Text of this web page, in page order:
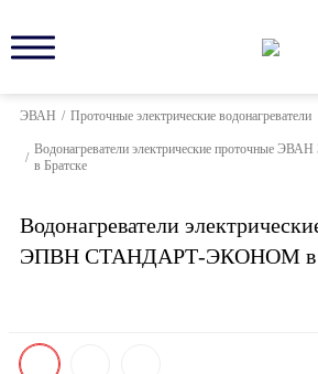
ЭВАН / Проточные электрические водонагреватели
/
Водонагреватели электрические проточные
в Братске
Водонагреватели
ЭПВН СТАНДАРТ-ЭКОНОМ в